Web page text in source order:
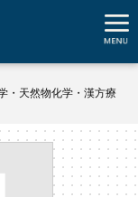
・天然物化学・漢方療